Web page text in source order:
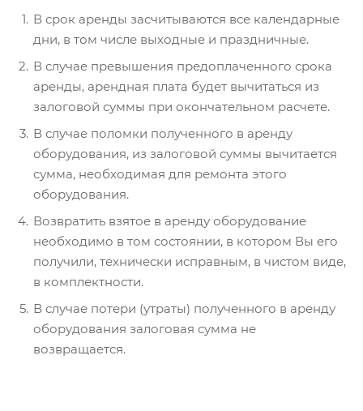
В срок аренды засчитываются все календарные
дни, в том числе выходные и праздничные.
В случае превышения предоплаченного срока
аренды, арендная плата будет вычитаться из
залоговой суммы при окончательном расчете.
В случае поломки полученного в аренду
оборудования, из залоговой суммы вычитается
сумма, необходимая для ремонта этого
оборудования.
Возвратить взятое в аренду оборудование
необходимо в том состоянии, в котором Вы его
получили, технически исправным, в чистом виде,
в комплектности.
В случае потери (утраты) полученного в аренду
оборудования залоговая сумма не
возвращается.